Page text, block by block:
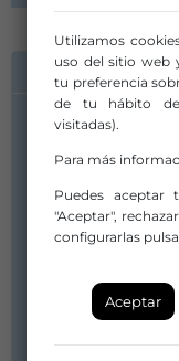
INFORMACIÓN
Compañía/Artista:
Ventrículo|Veloz
910 700 196 /
Ventrículo|Veloz
Utilizamos
uso del sitio web
tu preferencia
de tu hábito de
visitadas).
Para más
Puedes aceptar
"Aceptar",
configurarlas
Aceptar